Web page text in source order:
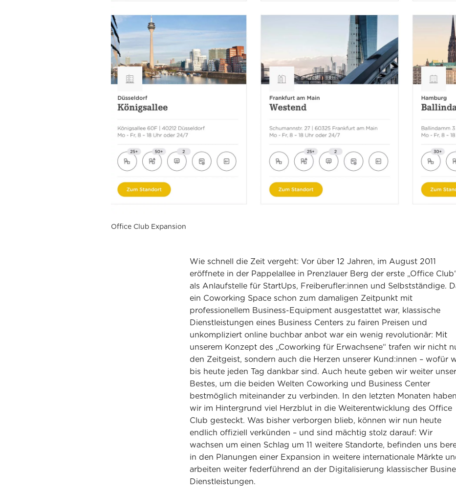
Office Club Expansion
Wie schnell die Zeit vergeht: Vor über 12 Jahren, im August 2011
eröffnete in der Pappelallee in Prenzlauer Berg der erste „Office
als Anlaufstelle für StartUps, Freiberufler:innen und Selbstständige.
ein Coworking Space schon zum damaligen Zeitpunkt mit
professionellem Business-Equipment ausgestattet war, klassische
Dienstleistungen eines Business Centers zu fairen Preisen und
unkompliziert online buchbar anbot war ein wenig revolutionär: Mit
unserem Konzept des „Coworking für Erwachsene“ trafen wir nicht
den Zeitgeist, sondern auch die Herzen unserer Kund:innen – wofür
bis heute jeden Tag dankbar sind. Auch heute geben wir weiter unser
Bestes, um die beiden Welten Coworking und Business Center
bestmöglich miteinander zu verbinden. In den letzten Monaten haben
wir im Hintergrund viel Herzblut in die Weiterentwicklung des Office
Club gesteckt. Was bisher verborgen blieb, können wir nun heute
endlich offiziell verkünden – und sind mächtig stolz darauf: Wir
wachsen um einen Schlag um 11 weitere Standorte, befinden uns
in den Planungen einer Expansion in weitere internationale Märkte
arbeiten weiter federführend an der Digitalisierung klassischer
Dienstleistungen.